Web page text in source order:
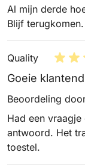
Al mijn derde
Blijf terugkomen.
Quality
Goeie
Beoordeling
Had een
antwoord. Het
toestel.